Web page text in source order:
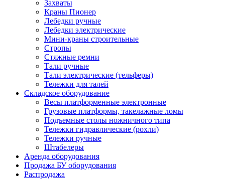
Захваты
Краны Пионер
Лебедки ручные
Лебедки электрические
Мини-краны строительные
Стропы
Стяжные ремни
Тали ручные
Тали электрические (тельферы)
Тележки для талей
Складское оборудование
Весы платформенные электронные
Грузовые платформы, такелажные ломы
Подъемные столы ножничного типа
Тележки гидравлические (рохли)
Тележки ручные
Штабелеры
Аренда оборудования
Продажа БУ оборудования
Распродажа